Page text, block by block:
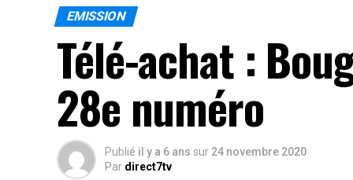
EMISSION
Télé-achat :
28e numéro
Publié il y a 6 ans sur 24 novembre 2020
Par direct7tv